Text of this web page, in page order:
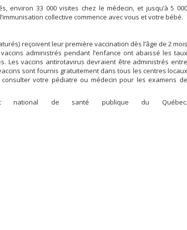
environ 33 000 visites chez le médecin, et jusqu’à 5 000
collective commence avec vous et votre bébé.
reçoivent leur première vaccination dès l’âge de 2 mois
administrés pendant l’enfance ont abaissé les taux
Les vaccins antirotavirus devraient être administrés entre
sont fournis gratuitement dans tous les centres locaux
votre pédiatre ou médecin pour les examens de
national de santé publique du Québec.